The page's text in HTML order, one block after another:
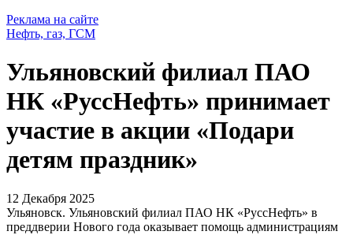
Реклама на сайте
Нефть, газ, ГСМ
Ульяновский филиал ПАО
НК «РуссНефть» принимает
участие в акции «Подари
детям праздник»
12 Декабря 2025
Ульяновск. Ульяновский филиал ПАО НК «РуссНефть» в
преддверии Нового года оказывает помощь администрациям